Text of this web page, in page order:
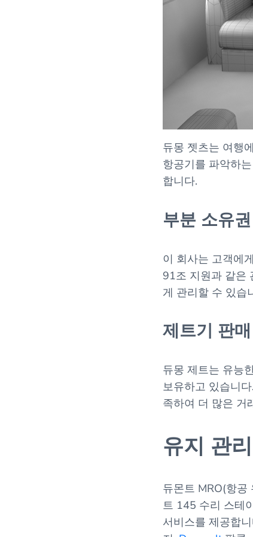
듀몽 젯츠는 여행
항공기를 파악하
합니다.
부분 소유
이 회사는 고객에
91조 지원과 같은
게 관리할 수 있습
제트기 판매
듀몽 제트는 유능
보유하고 있습니
족하여 더 많은 거
유지 관리
듀몬트 MRO(항공
트 145 수리 스테
서비스를 제공합